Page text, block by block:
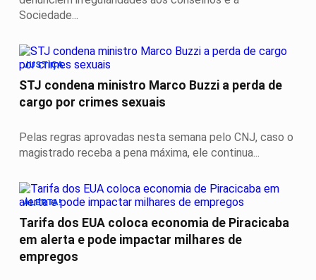
Sociedade...
JUSTIÇA
STJ condena ministro Marco Buzzi a perda de
cargo por crimes sexuais
Pelas regras aprovadas nesta semana pelo CNJ, caso o
magistrado receba a pena máxima, ele continua...
ALERTA!
Tarifa dos EUA coloca economia de Piracicaba
em alerta e pode impactar milhares de
empregos